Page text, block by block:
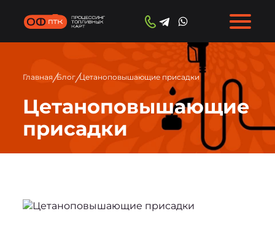
Главная/Блог/Цетаноповышающие присадки
Цетаноповышающие
присадки